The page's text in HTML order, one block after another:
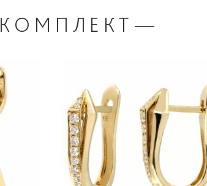
КОМПЛЕКТ